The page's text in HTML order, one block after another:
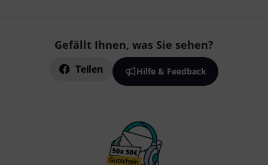
Gefällt Ihnen, was Sie sehen?
Teilen Hilfe & Feedback